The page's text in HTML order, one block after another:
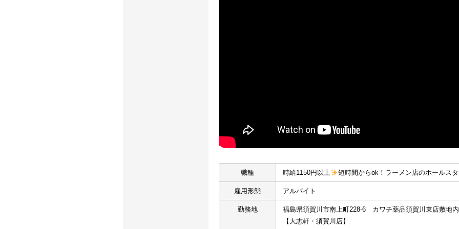
職種 時給1150円以上 短時間からok！ラーメン店のホールス
雇用形態 アルバイト
勤務地
福島県須賀川市南上町228-6　カワチ薬品須賀川東店敷地内
【大志軒・須賀川店】